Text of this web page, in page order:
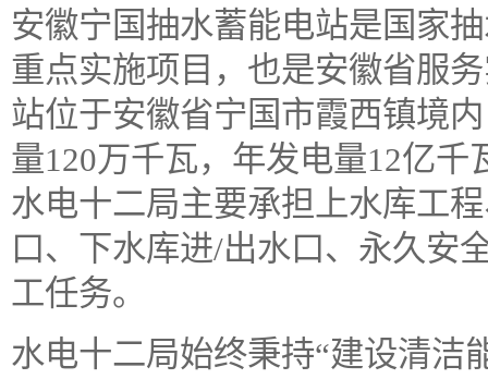
安徽宁国抽水蓄能电站是国家
重点实施项目，也是安徽省服
站位于安徽省宁国市霞西镇境
量120万千瓦，年发电量12亿
水电十二局主要承担上水库工
口、下水库进/出水口、永久安
工任务。
水电十二局始终秉持“建设清洁